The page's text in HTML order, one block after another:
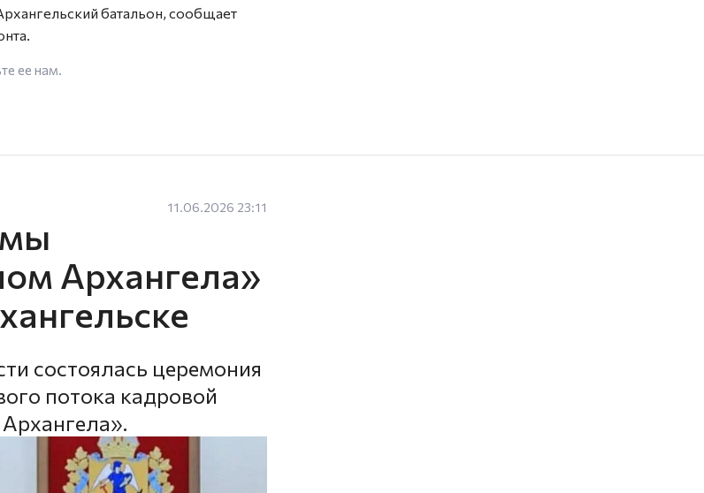
батальон, сообщает
ее нам.
11.06.2026 23:11
Архангела»
состоялась церемония
потока кадровой